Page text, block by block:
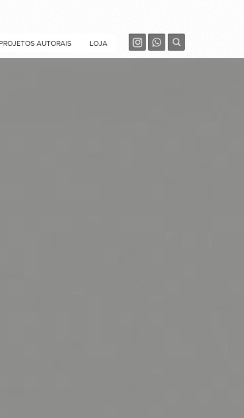
PROJETOS AUTORAIS LOJA